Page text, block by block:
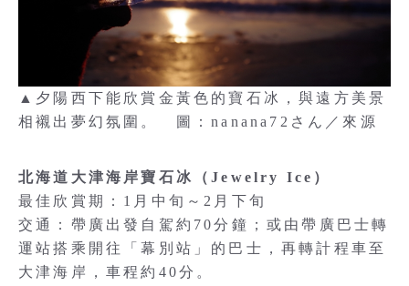
▲夕陽西下能欣賞金黃色的寶石冰，與遠方美景
相襯出夢幻氛圍。 圖：nanana72さん／來源
北海道大津海岸寶石冰（Jewelry Ice）
最佳欣賞期：1月中旬～2月下旬
交通：帶廣出發自駕約70分鐘；或由帶廣巴士轉
運站搭乘開往「幕別站」的巴士，再轉計程車至
大津海岸，車程約40分。